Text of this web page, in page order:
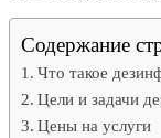
Содержание
Что такое
Цели и задачи
Цены на услуги